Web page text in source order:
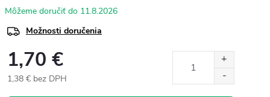
11.8.2026
Možnosti doručenia
1,70 €
1,38 € bez DPH